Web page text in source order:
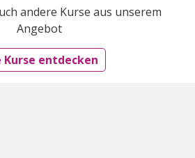
andere Kurse aus unserem
Angebot
Kurse entdecken